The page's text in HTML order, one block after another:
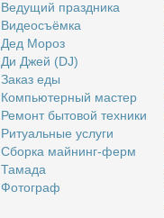
Ве­ду­щий празд­ни­ка
Ви­део­съём­ка
Дед Мо­роз
Ди Джей (DJ)
За­каз еды
Ком­пью­тер­ный ма­стер
Ре­монт бы­то­вой тех­ни­ки
Ри­ту­аль­ные услу­ги
Сбор­ка май­нинг-ферм
Та­ма­да
Фо­то­граф